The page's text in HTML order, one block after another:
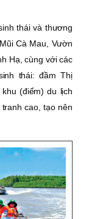
thái và thương
Cà Mau, Vườn
Hạ, cùng với các
thái: đầm Thị
(điểm) du lịch
cao, tạo nên